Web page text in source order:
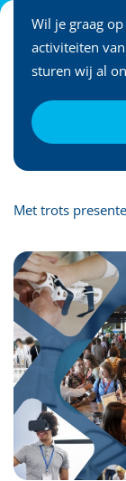
Wil je graag
activiteiten
sturen wij al
Met trots